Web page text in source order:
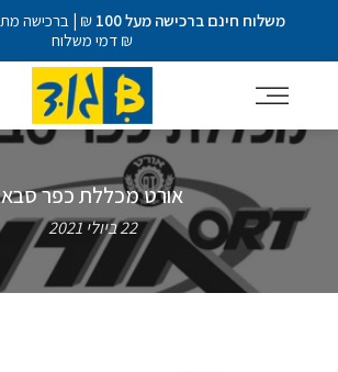
משלוח חינם ברכישה מעל 100
₪ דמי משלוח
אורט מכללת כפר סבא
22 ביולי 2021